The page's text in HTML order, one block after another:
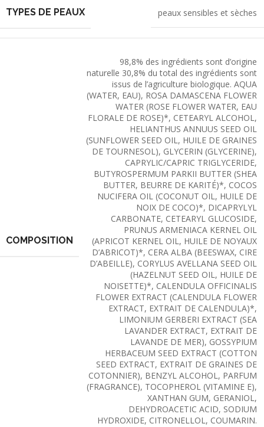
TYPES DE PEAUX peaux sensibles et sèches
COMPOSITION
98,8% des ingrédients sont d’origine
naturelle 30,8% du total des ingrédients sont
issus de l’agriculture biologique. AQUA
(WATER, EAU), ROSA DAMASCENA FLOWER
WATER (ROSE FLOWER WATER, EAU
FLORALE DE ROSE)*, CETEARYL ALCOHOL,
HELIANTHUS ANNUUS SEED OIL
(SUNFLOWER SEED OIL, HUILE DE GRAINES
DE TOURNESOL), GLYCERIN (GLYCERINE),
CAPRYLIC/CAPRIC TRIGLYCERIDE,
BUTYROSPERMUM PARKII BUTTER (SHEA
BUTTER, BEURRE DE KARITÉ)*, COCOS
NUCIFERA OIL (COCONUT OIL, HUILE DE
NOIX DE COCO)*, DICAPRYLYL
CARBONATE, CETEARYL GLUCOSIDE,
PRUNUS ARMENIACA KERNEL OIL
(APRICOT KERNEL OIL, HUILE DE NOYAUX
D’ABRICOT)*, CERA ALBA (BEESWAX, CIRE
D’ABEILLE), CORYLUS AVELLANA SEED OIL
(HAZELNUT SEED OIL, HUILE DE
NOISETTE)*, CALENDULA OFFICINALIS
FLOWER EXTRACT (CALENDULA FLOWER
EXTRACT, EXTRAIT DE CALENDULA)*,
LIMONIUM GERBERI EXTRACT (SEA
LAVANDER EXTRACT, EXTRAIT DE
LAVANDE DE MER), GOSSYPIUM
HERBACEUM SEED EXTRACT (COTTON
SEED EXTRACT, EXTRAIT DE GRAINES DE
COTONNIER), BENZYL ALCOHOL, PARFUM
(FRAGRANCE), TOCOPHEROL (VITAMINE E),
XANTHAN GUM, GERANIOL,
DEHYDROACETIC ACID, SODIUM
HYDROXIDE, CITRONELLOL, COUMARIN.